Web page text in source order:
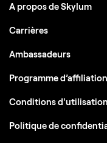
A propos de Skylum
Carrières
Ambassadeurs
Programme d’affiliation
Conditions d'utilisation
Politique de